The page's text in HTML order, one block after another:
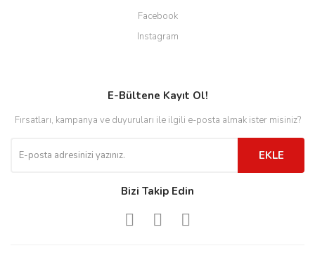
Facebook
Instagram
E-Bültene Kayıt Ol!
Fırsatları, kampanya ve duyuruları ile ilgili e-posta almak ister misiniz?
EKLE
Bizi Takip Edin